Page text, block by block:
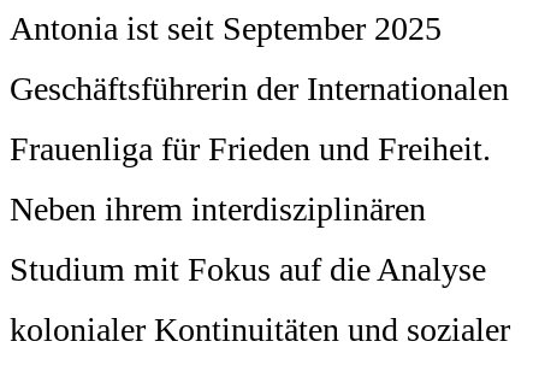
Antonia ist seit September 2025
Geschäftsführerin der Internationalen
Frauenliga für Frieden und Freiheit.
Neben ihrem interdisziplinären
Studium mit Fokus auf die Analyse
kolonialer Kontinuitäten und sozialer